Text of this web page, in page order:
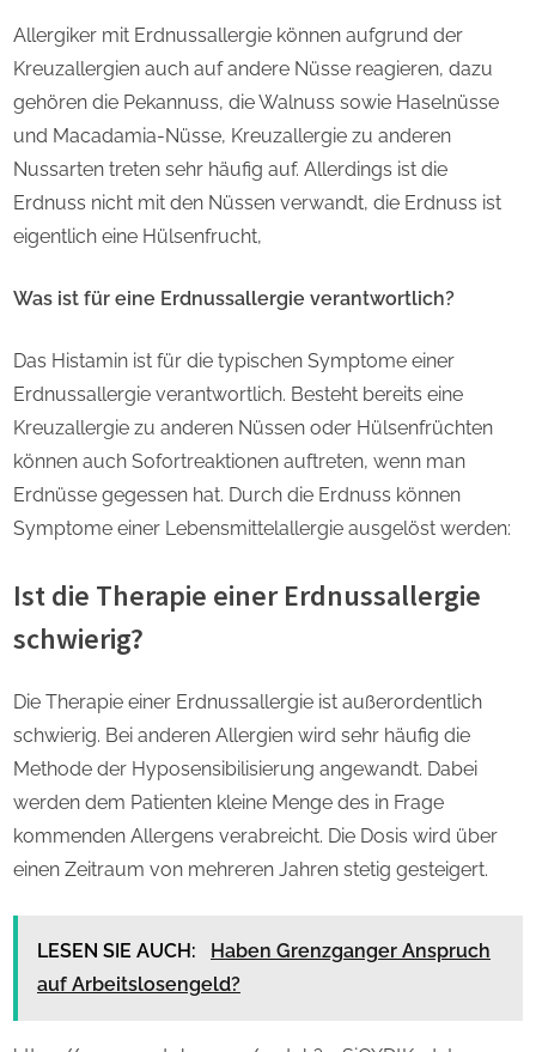
Allergiker mit Erdnussallergie können aufgrund der
Kreuzallergien auch auf andere Nüsse reagieren, dazu
gehören die Pekannuss, die Walnuss sowie Haselnüsse
und Macadamia-Nüsse, Kreuzallergie zu anderen
Nussarten treten sehr häufig auf. Allerdings ist die
Erdnuss nicht mit den Nüssen verwandt, die Erdnuss ist
eigentlich eine Hülsenfrucht,
Was ist für eine Erdnussallergie verantwortlich?
Das Histamin ist für die typischen Symptome einer
Erdnussallergie verantwortlich. Besteht bereits eine
Kreuzallergie zu anderen Nüssen oder Hülsenfrüchten
können auch Sofortreaktionen auftreten, wenn man
Erdnüsse gegessen hat. Durch die Erdnuss können
Symptome einer Lebensmittelallergie ausgelöst werden:
Ist die Therapie einer Erdnussallergie
schwierig?
Die Therapie einer Erdnussallergie ist außerordentlich
schwierig. Bei anderen Allergien wird sehr häufig die
Methode der Hyposensibilisierung angewandt. Dabei
werden dem Patienten kleine Menge des in Frage
kommenden Allergens verabreicht. Die Dosis wird über
einen Zeitraum von mehreren Jahren stetig gesteigert.
LESEN SIE AUCH:
Haben Grenzganger Anspruch
auf Arbeitslosengeld?